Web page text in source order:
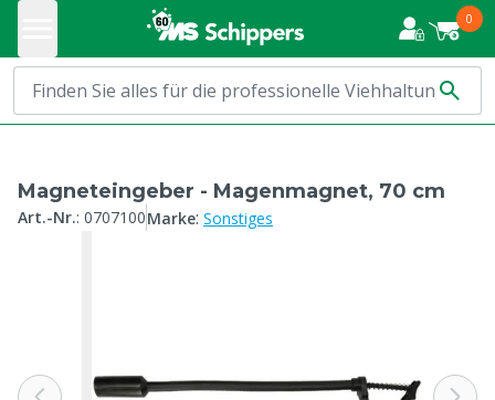
0
Magneteingeber - Magenmagnet, 70 cm
Art.-Nr.: 0707100Marke: Sonstiges